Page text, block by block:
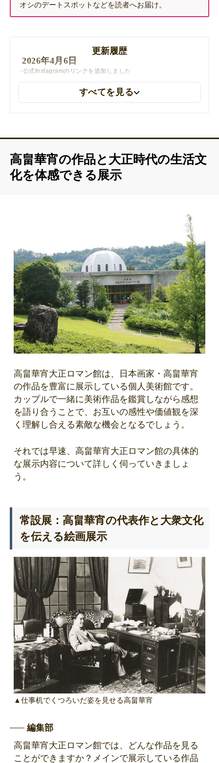
オシのデートスポットなどを読者へお届け。
更新履歴
2026年4月6日
公式Instagramのリンクを追加しました
すべてを見る
高畠華宵の作品と大正時代の生活文
化を体感できる展示
高畠華宵大正ロマン館は、日本画家・高畠華宵
の作品を豊富に展示している個人美術館です。
カップルで一緒に美術作品を鑑賞しながら感想
を語り合うことで、お互いの感性や価値観を深
く理解し合える素敵な機会となるでしょう。
それでは早速、高畠華宵大正ロマン館の具体的
な展示内容について詳しく伺っていきましょ
う。
常設展：高畠華宵の代表作と大衆文化
を伝える絵画展示
▲仕事机でくつろいだ姿を見せる高畠華宵
編集部
高畠華宵大正ロマン館では、どんな作品を見る
ことができますか？メインで展示している作品